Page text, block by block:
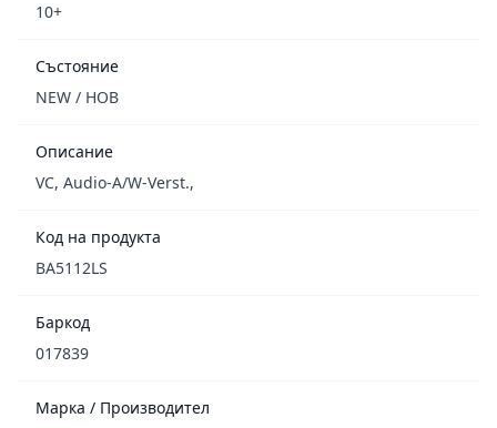
10+
Състояние
NEW / НОВ
Описание
VC, Audio-A/W-Verst.,
Код на продукта
BA5112LS
Баркод
017839
Марка / Производител